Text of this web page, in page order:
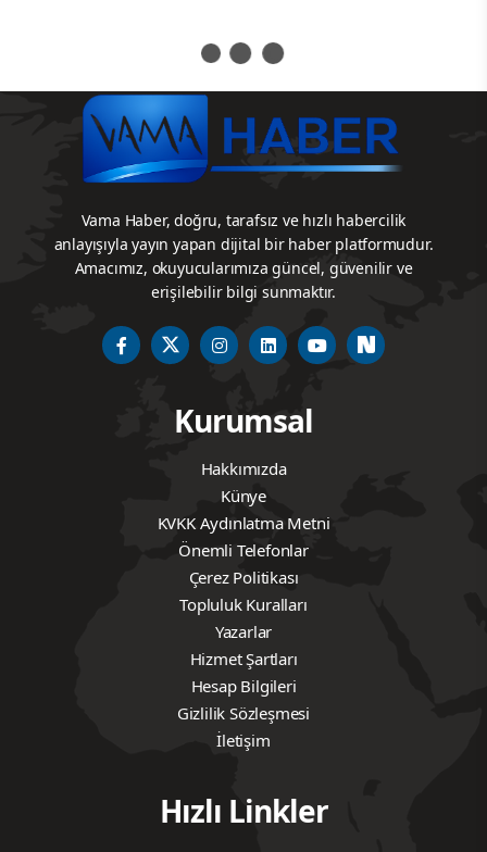
Vama Haber, doğru, tarafsız ve hızlı habercilik
anlayışıyla yayın yapan dijital bir haber platformudur.
Amacımız, okuyucularımıza güncel, güvenilir ve
erişilebilir bilgi sunmaktır.
Kurumsal
Hakkımızda
Künye
KVKK Aydınlatma Metni
Önemli Telefonlar
Çerez Politikası
Topluluk Kuralları
Yazarlar
Hizmet Şartları
Hesap Bilgileri
Gizlilik Sözleşmesi
İletişim
Hızlı Linkler